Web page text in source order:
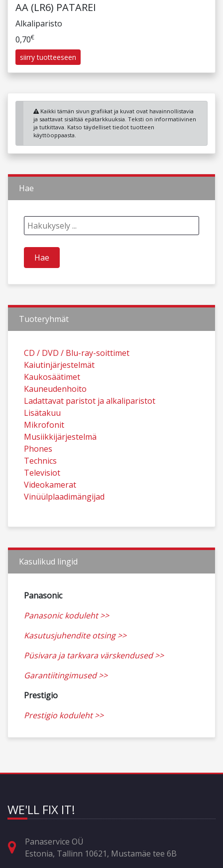
AA (LR6) PATAREI
Alkaliparisto
0,70€
siirry tuotteeseen
Kaikki tämän sivun grafiikat ja kuvat ovat havainnollistavia
ja saattavat sisältää epätarkkuuksia. Teksti on informatiivinen
ja tutkittava. Katso täydelliset tiedot tuotteen
käyttöoppaasta.
Hae
Tuoteryhmät
CD / DVD / Blu-ray-soittimet
Kaiutinjärjestelmät
Kaukosäätimet
Kauneudenhoito
Ladattavat paristot ja alkaliparistot
Lisätakuu
Mikrofonit
Musiikkijärjestelmä
Phones
Technics
Televisiot
Videokamerat
Vinüülplaadimängijad
Kasulikud lingid
Panasonic
Panasonic koduleht >>
Kasutusjuhendite otsing >>
Püsivara ja tarkvara värskendused >>
Garantiitingimused >>
Prestigio
Prestigio koduleht >>
WE'LL FIX IT!
Panaservice OÜ
Estonia, Tallinn 10621, Mustamäe tee 6B